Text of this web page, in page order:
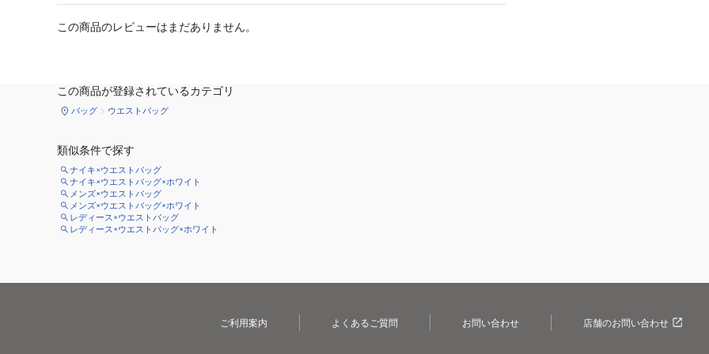
この商品のレビューはまだありません。
この商品が登録されているカテゴリ
バッグ ウエストバッグ
類似条件で探す
ナイキ×ウエストバッグ
ナイキ×ウエストバッグ×ホワイト
メンズ×ウエストバッグ
メンズ×ウエストバッグ×ホワイト
レディース×ウエストバッグ
レディース×ウエストバッグ×ホワイト
ご利用案内 よくあるご質問 お問い合わせ 店舗のお問い合わせ